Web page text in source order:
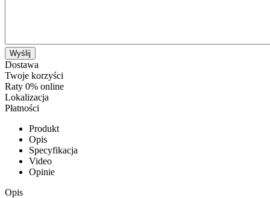
Wyślij
Dostawa
Twoje korzyści
Raty 0% online
Lokalizacja
Płatności
Produkt
Opis
Specyfikacja
Video
Opinie
Opis